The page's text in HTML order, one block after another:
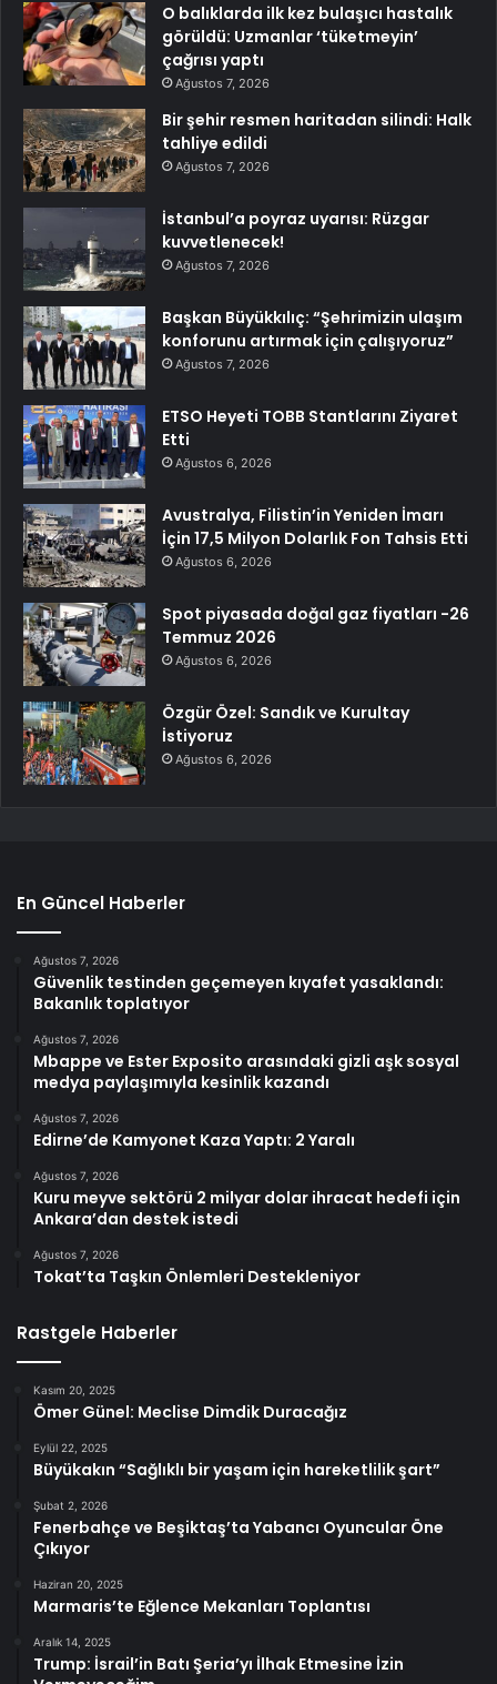
O balıklarda ilk kez bulaşıcı hastalık
görüldü: Uzmanlar ‘tüketmeyin’
çağrısı yaptı
Ağustos 7, 2026
Bir şehir resmen haritadan silindi: Halk
tahliye edildi
Ağustos 7, 2026
İstanbul’a poyraz uyarısı: Rüzgar
kuvvetlenecek!
Ağustos 7, 2026
Başkan Büyükkılıç: “Şehrimizin ulaşım
konforunu artırmak için çalışıyoruz”
Ağustos 7, 2026
ETSO Heyeti TOBB Stantlarını Ziyaret
Etti
Ağustos 6, 2026
Avustralya, Filistin’in Yeniden İmarı
İçin 17,5 Milyon Dolarlık Fon Tahsis Etti
Ağustos 6, 2026
Spot piyasada doğal gaz fiyatları -26
Temmuz 2026
Ağustos 6, 2026
Özgür Özel: Sandık ve Kurultay
İstiyoruz
Ağustos 6, 2026
En Güncel Haberler
Ağustos 7, 2026
Güvenlik testinden geçemeyen kıyafet yasaklandı:
Bakanlık toplatıyor
Ağustos 7, 2026
Mbappe ve Ester Exposito arasındaki gizli aşk sosyal
medya paylaşımıyla kesinlik kazandı
Ağustos 7, 2026
Edirne’de Kamyonet Kaza Yaptı: 2 Yaralı
Ağustos 7, 2026
Kuru meyve sektörü 2 milyar dolar ihracat hedefi için
Ankara’dan destek istedi
Ağustos 7, 2026
Tokat’ta Taşkın Önlemleri Destekleniyor
Rastgele Haberler
Kasım 20, 2025
Ömer Günel: Meclise Dimdik Duracağız
Eylül 22, 2025
Büyükakın “Sağlıklı bir yaşam için hareketlilik şart”
Şubat 2, 2026
Fenerbahçe ve Beşiktaş’ta Yabancı Oyuncular Öne
Çıkıyor
Haziran 20, 2025
Marmaris’te Eğlence Mekanları Toplantısı
Aralık 14, 2025
Trump: İsrail’in Batı Şeria’yı İlhak Etmesine İzin